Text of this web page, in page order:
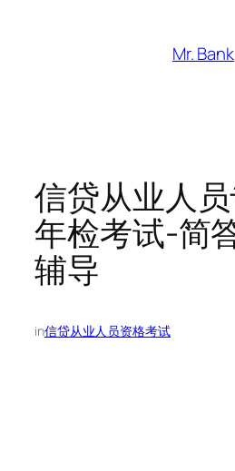
Mr. Bank
信贷从业人
年检考试-简
辅导
in信贷从业人员资格考试